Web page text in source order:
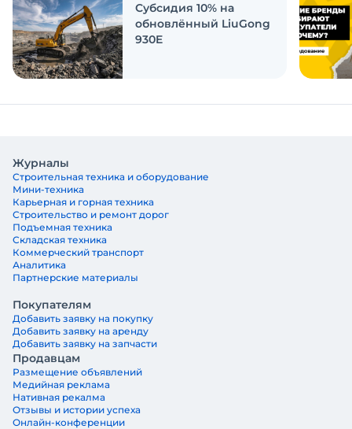
Субсидия 10% на
обновлённый LiuGong
930E
Журналы
Строительная техника и оборудование
Мини-техника
Карьерная и горная техника
Строительство и ремонт дорог
Подъемная техника
Складская техника
Коммерческий транспорт
Аналитика
Партнерские материалы
Покупателям
Добавить заявку на покупку
Добавить заявку на аренду
Добавить заявку на запчасти
Продавцам
Размещение объявлений
Медийная реклама
Нативная рекалма
Отзывы и истории успеха
Онлайн-конференции